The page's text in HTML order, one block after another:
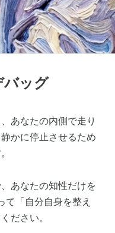
バッグ
あなたの内側で走り
かに停止させるため
あなたの知性だけを
て「自分自身を整え
ださい。